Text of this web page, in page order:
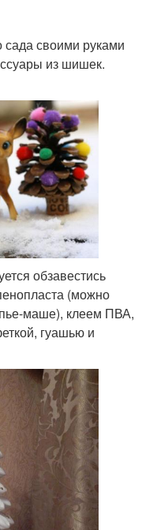
сада своими руками
из шишек.
обзавестись
(можно
маше), клеем ПВА,
гуашью и